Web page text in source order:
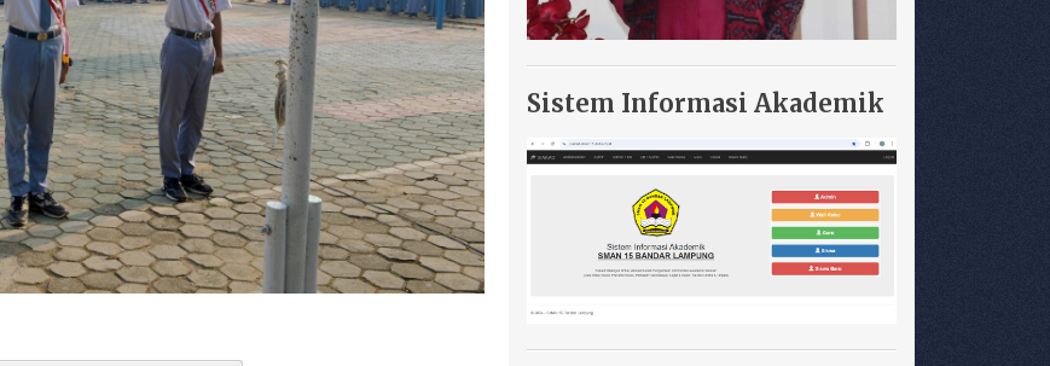
Sistem Informasi Akademik